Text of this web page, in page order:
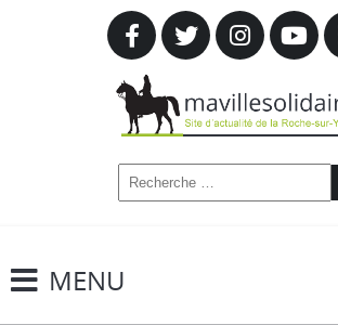
MENU